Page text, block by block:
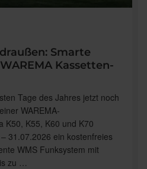
Smarte
Kassetten-
Tage des Jahres jetzt noch
WAREMA-
K50, K55, K60 und K70
31.07.2026 ein kostenfreies
WMS Funksystem mit
zu …